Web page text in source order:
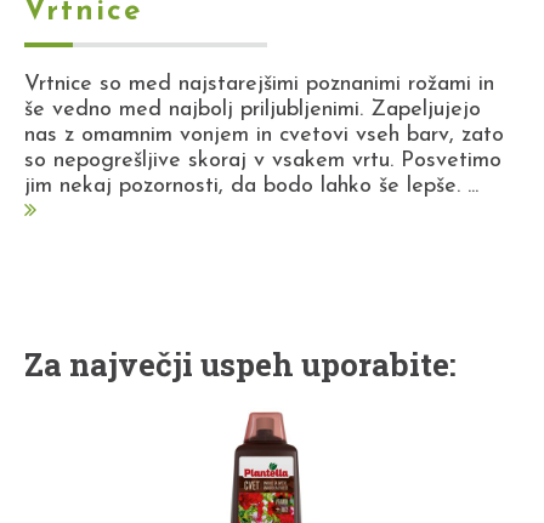
Vrtnice
Vrtnice so med najstarejšimi poznanimi rožami in
še vedno med najbolj priljubljenimi. Zapeljujejo
nas z omamnim vonjem in cvetovi vseh barv, zato
so nepogrešljive skoraj v vsakem vrtu. Posvetimo
jim nekaj pozornosti, da bodo lahko še lepše. ...
Za največji uspeh uporabite: